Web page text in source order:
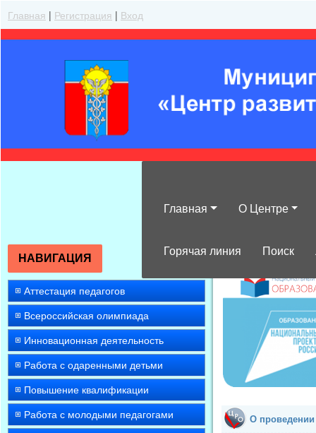
Главная | Регистрация | Вход
Главная О Центре
Горячая линия Поиск
НАВИГАЦИЯ
Аттестация педагогов
Всероссийская олимпиада
Инновационная деятельность
Работа с одаренными детьми
Повышение квалификации
Работа с молодыми педагогами О